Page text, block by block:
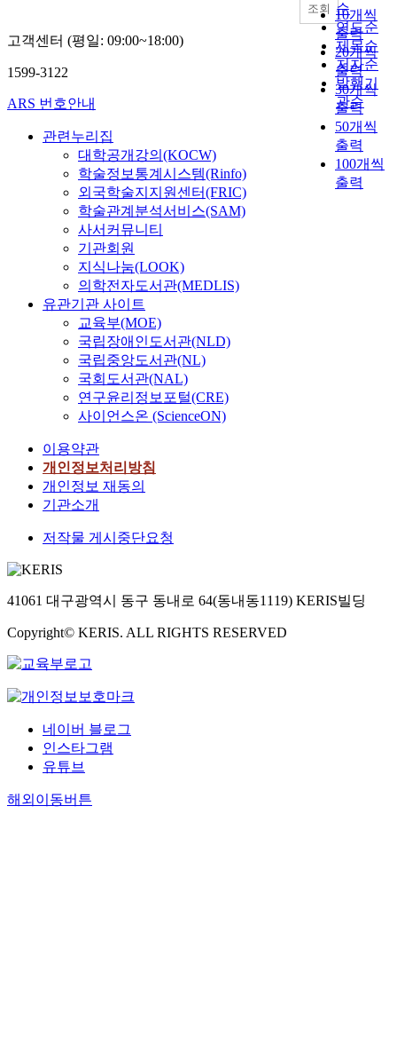
순
연도순
제목순
저자순
발행기
관순
10개씩
출력
20개씩
출력
30개씩
출력
50개씩
출력
100개씩
출력
조회
고객센터 (평일: 09:00~18:00)
1599-3122
ARS 번호안내
관련누리집
대학공개강의(KOCW)
학술정보통계시스템(Rinfo)
외국학술지지원센터(FRIC)
학술관계분석서비스(SAM)
사서커뮤니티
기관회원
지식나눔(LOOK)
의학전자도서관(MEDLIS)
유관기관 사이트
교육부(MOE)
국립장애인도서관(NLD)
국립중앙도서관(NL)
국회도서관(NAL)
연구윤리정보포털(CRE)
사이언스온 (ScienceON)
이용약관
개인정보처리방침
개인정보 재동의
기관소개
저작물 게시중단요청
41061 대구광역시 동구 동내로 64(동내동1119) KERIS빌딩
Copyright© KERIS. ALL RIGHTS RESERVED
네이버 블로그
인스타그램
유튜브
해외이동버튼